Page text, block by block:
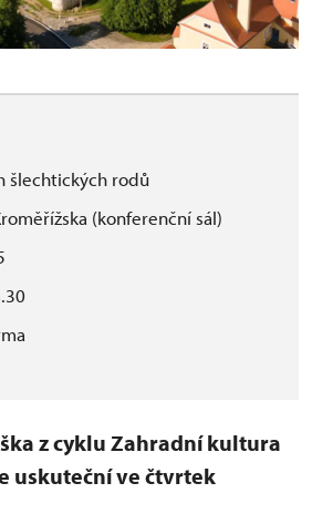
šlechtických rodů
(konferenční sál)
z cyklu Zahradní kultura
uskuteční ve čtvrtek